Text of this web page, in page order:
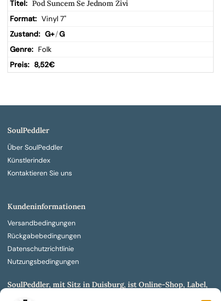
Pod Suncem Se Jednom Živi
Vinyl 7"
G+/G
Folk
8,52€
SoulPeddler
Über SoulPeddler
Künstlerindex
Kontaktieren Sie uns
Kundeninformationen
Versandbedingungen
Rückgabebedingungen
Datenschutzrichtlinie
Nutzungsbedingungen
SoulPeddler, mit Sitz in Duisburg, ist Online-Shop, Label,